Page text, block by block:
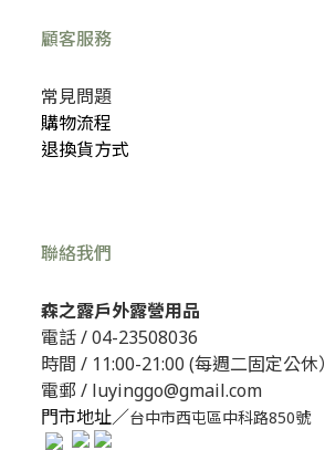
顧客服務
常見問題
購物流程
退換貨方式
聯絡我們
森之露戶外露營用品
電話 /04-23508036
時間 / 11:00-21:00 (每週二固定公休）
電郵 / luyinggo@gmail.com
門市地址／台中市西屯區中科路850號